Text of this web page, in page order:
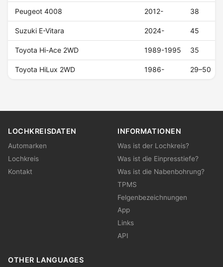
Peugeot 4008 2012- 38
Suzuki E-Vitara 2024- 45
Toyota Hi-Ace 2WD 1989-1995 35
Toyota HiLux 2WD 1986- 29–50
LOCHKREISDATEN
Automarken
Lochkreis
Kontakt
INFORMATIONEN
Was ist der Lochkreis?
Was ist die Einpresstiefe?
Was ist die Nabenbohrung?
TPMS
Felgenbezeichnungen
App
Links
API
OTHER LANGUAGES